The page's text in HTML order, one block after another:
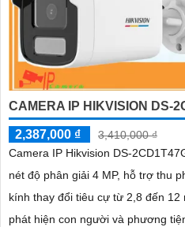
CAMERA IP HIKVISION DS-
2,387,000 ₫
3,410,000 ₫
Camera IP Hikvision DS-
nét độ phân giải 4 MP, hỗ trợ thu
kính thay đổi tiêu cự từ 2,8 đến 12 mm. Camera còn có
phát hiện con người và phương